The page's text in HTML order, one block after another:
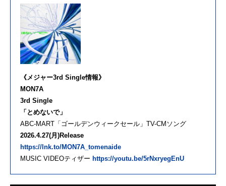
《メジャー3rd Single情報》
MON7A
3rd Single
「とめないで」
ABC-MART「ゴールデンウィークセール」TV-CMソング
2026.4.27(月)Release
https://lnk.to/MON7A_tomenaide
MUSIC VIDEOティザー https://youtu.be/5rNxryegEnU